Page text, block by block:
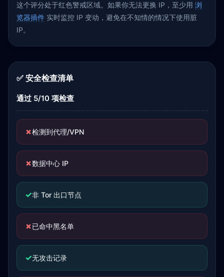
这个评分处于红色警戒区域。如果你无法更换 IP，至少用 浏
览器插件 实时监控 IP 变动，避免在不知情的情况下使用脏
IP。
✅ 安全检查清单
通过 5/10 项检查
✗检测到代理/VPN
✗数据中心 IP
✓非 Tor 出口节点
✗已命中黑名单
✓无攻击记录